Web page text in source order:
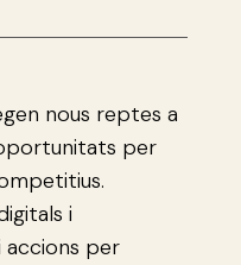
nous reptes a
per
i
accions per